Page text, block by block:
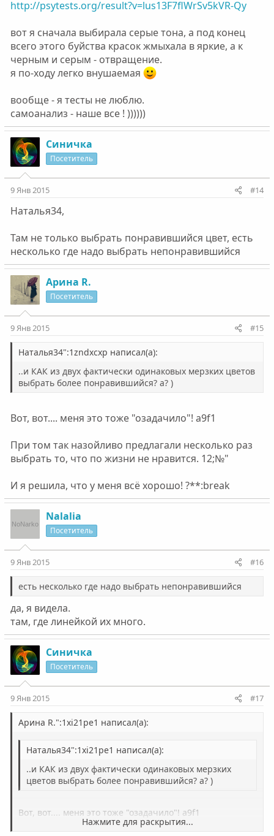
http://psytests.org/result?v=lus13F7flWrSv5kVR-Qy
вот я сначала выбирала серые тона, а под конец
всего этого буйства красок жмыхала в яркие, а к
черным и серым - отвращение.
я по-ходу легко внушаемая
вообще - я тесты не люблю.
самоанализ - наше все ! ))))))
Синичка
Посетитель
9 Янв 2015 #14
Наталья34,
Там не только выбрать понравившийся цвет, есть
несколько где надо выбрать непонравившийся
Арина R.
Посетитель
9 Янв 2015 #15
Наталья34":1zndxcxp написал(а):
..и КАК из двух фактически одинаковых мерзких цветов
выбрать более понравившийся? а? )
Вот, вот.... меня это тоже "озадачило"! a9f1
При том так назойливо предлагали несколько раз
выбрать то, что по жизни не нравится. 12;№"
И я решила, что у меня всё хорошо! ?**:break
Nalalia
Посетитель
9 Янв 2015 #16
есть несколько где надо выбрать непонравившийся
да, я видела.
там, где линейкой их много.
Синичка
Посетитель
9 Янв 2015 #17
Арина R.":1xi21pe1 написал(а):
Наталья34":1xi21pe1 написал(а):
..и КАК из двух фактически одинаковых мерзких
цветов выбрать более понравившийся? а? )
Вот, вот.... меня это тоже "озадачило"! a9f1
Нажмите для раскрытия...